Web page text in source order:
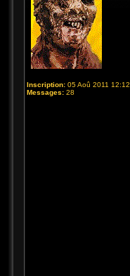
Inscription: 05 Aoû 2011 12:12
Messages: 28